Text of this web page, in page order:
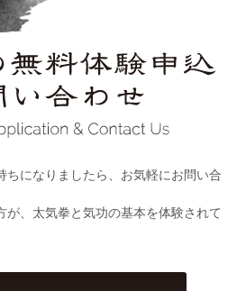
ちになりましたら、お気軽にお問い合
が、太気拳と気功の基本を体験されて